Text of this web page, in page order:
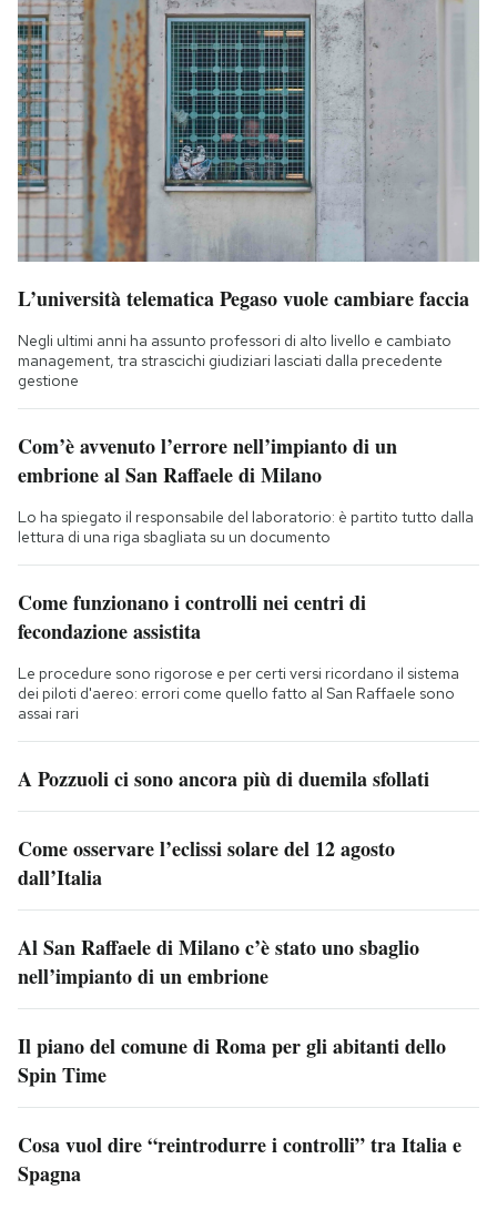
L’università telematica Pegaso vuole cambiare faccia
Negli ultimi anni ha assunto professori di alto livello e cambiato
management, tra strascichi giudiziari lasciati dalla precedente
gestione
Com’è avvenuto l’errore nell’impianto di un
embrione al San Raffaele di Milano
Lo ha spiegato il responsabile del laboratorio: è partito tutto dalla
lettura di una riga sbagliata su un documento
Come funzionano i controlli nei centri di
fecondazione assistita
Le procedure sono rigorose e per certi versi ricordano il sistema
dei piloti d'aereo: errori come quello fatto al San Raffaele sono
assai rari
A Pozzuoli ci sono ancora più di duemila sfollati
Come osservare l’eclissi solare del 12 agosto
dall’Italia
Al San Raffaele di Milano c’è stato uno sbaglio
nell’impianto di un embrione
Il piano del comune di Roma per gli abitanti dello
Spin Time
Cosa vuol dire “reintrodurre i controlli” tra Italia e
Spagna